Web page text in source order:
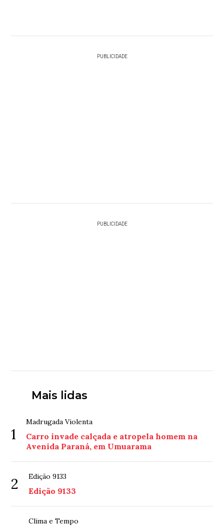
PUBLICIDADE
PUBLICIDADE
Mais lidas
1
Madrugada Violenta
Carro invade calçada e atropela homem na
Avenida Paraná, em Umuarama
2 Edição 9133
Edição 9133
Clima e Tempo